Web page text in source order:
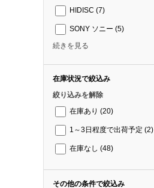
HIDISC (7)
SONY ソニー (5)
続きを見る
在庫状況で絞込み
絞り込みを解除
在庫あり (20)
1～3日程度で出荷予定 (2)
在庫なし (48)
その他の条件で絞込み